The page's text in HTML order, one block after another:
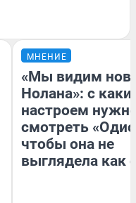
МНЕНИЕ
«Мы видим
Нолана»: с
настроем
смотреть
чтобы она не
выглядела как